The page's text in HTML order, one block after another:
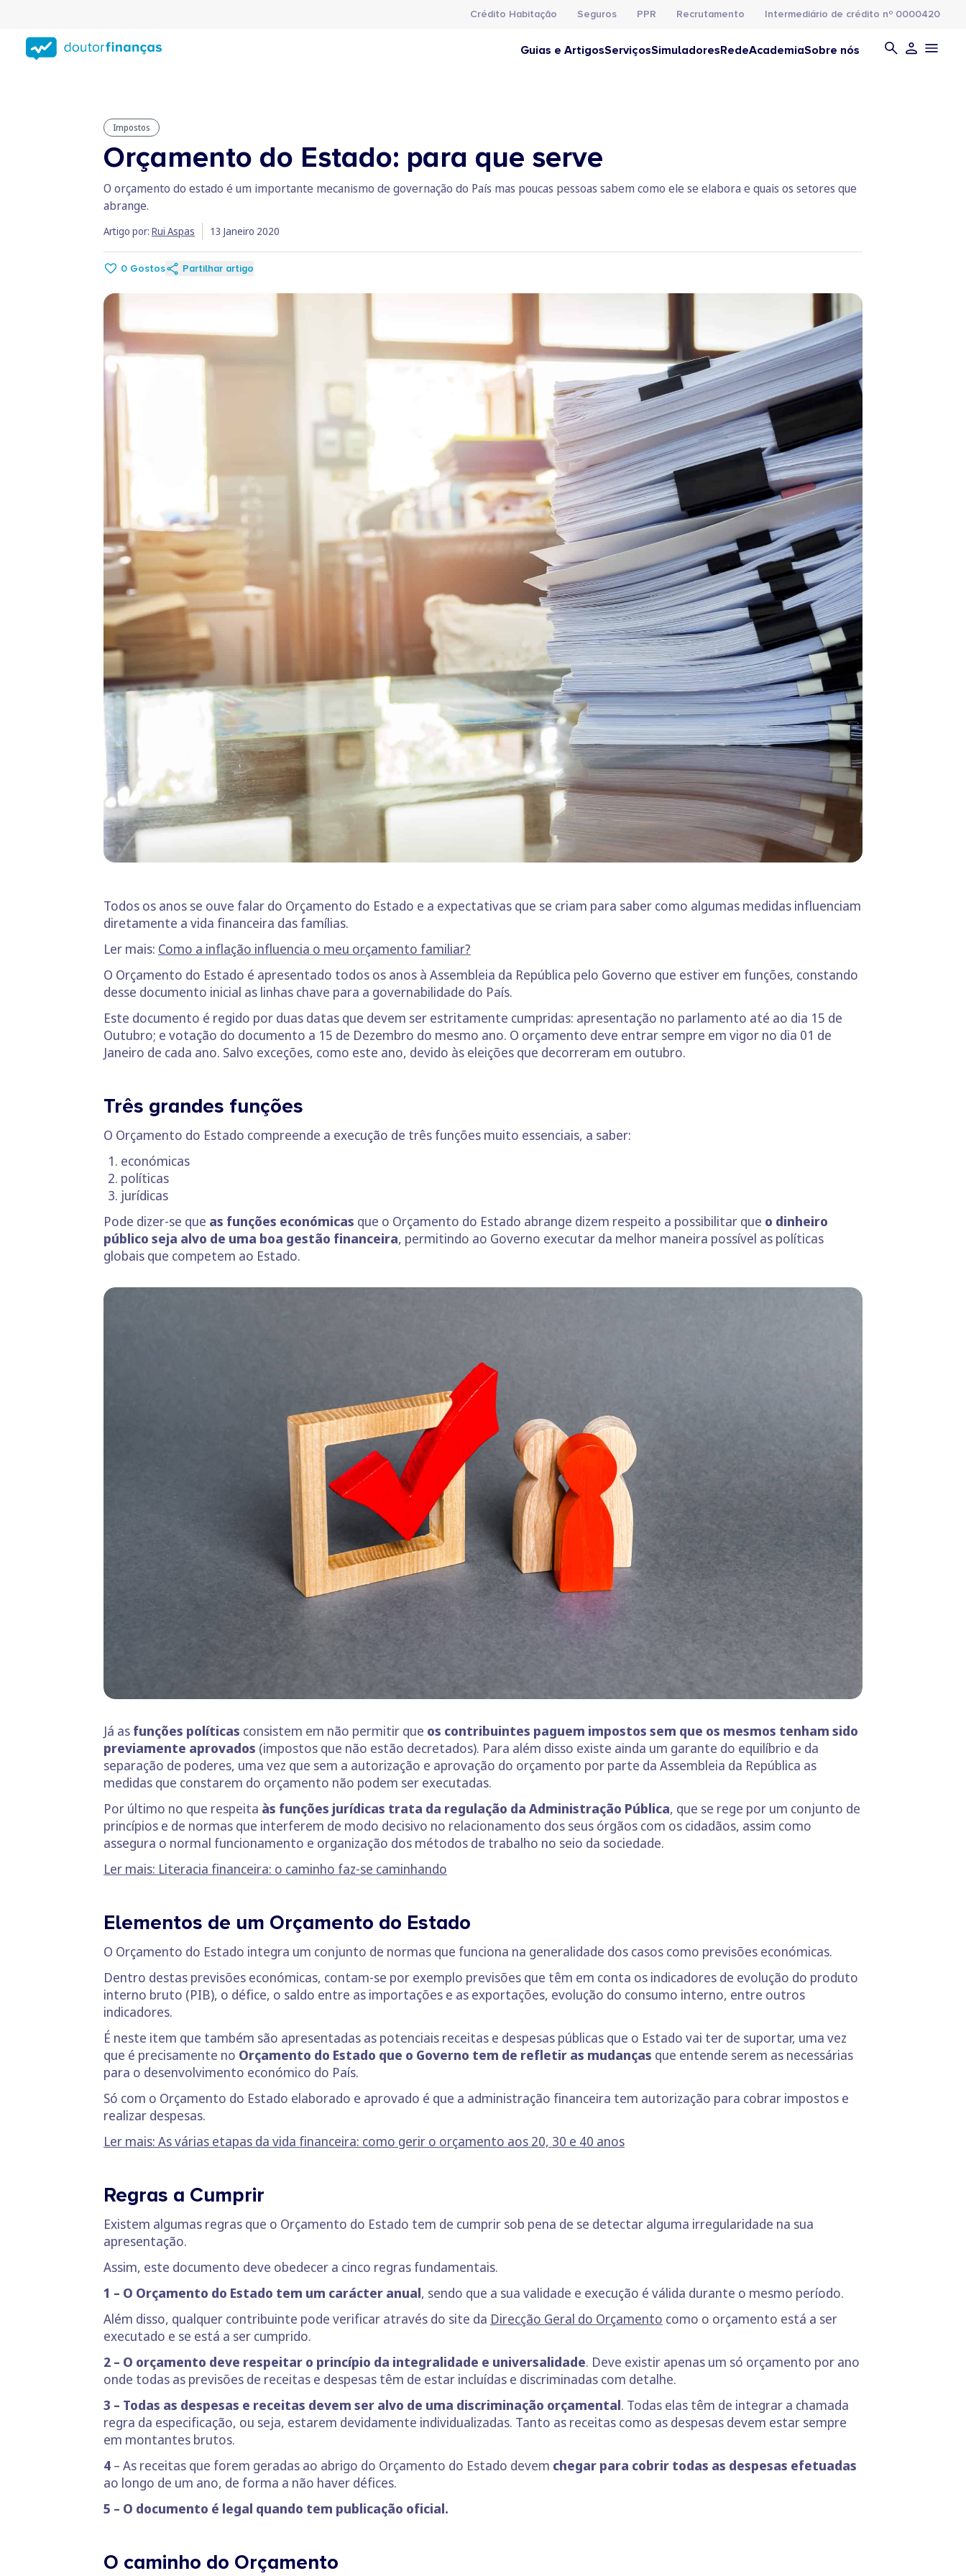
conteúdo
principal
Crédito Habitação Seguros PPR Recrutamento Intermediário de crédito nº 0000420
Guias e ArtigosServiçosSimuladoresRedeAcademiaSobre nós
Impostos
Orçamento do Estado: para que serve
O orçamento do estado é um importante mecanismo de governação do País mas poucas pessoas sabem como ele se elabora e quais os setores que
abrange.
Artigo por: Rui Aspas 13 Janeiro 2020
0 Gostos Partilhar artigo
Todos os anos se ouve falar do Orçamento do Estado e a expectativas que se criam para saber como algumas medidas influenciam
diretamente a vida financeira das famílias.
Ler mais: Como a inflação influencia o meu orçamento familiar?
O Orçamento do Estado é apresentado todos os anos à Assembleia da República pelo Governo que estiver em funções, constando
desse documento inicial as linhas chave para a governabilidade do País.
Este documento é regido por duas datas que devem ser estritamente cumpridas: apresentação no parlamento até ao dia 15 de
Outubro; e votação do documento a 15 de Dezembro do mesmo ano. O orçamento deve entrar sempre em vigor no dia 01 de
Janeiro de cada ano. Salvo exceções, como este ano, devido às eleições que decorreram em outubro.
Três grandes funções
O Orçamento do Estado compreende a execução de três funções muito essenciais, a saber:
económicas
políticas
jurídicas
Pode dizer-se que as funções económicas que o Orçamento do Estado abrange dizem respeito a possibilitar que o dinheiro
público seja alvo de uma boa gestão financeira, permitindo ao Governo executar da melhor maneira possível as políticas
globais que competem ao Estado.
Já as funções políticas consistem em não permitir que os contribuintes paguem impostos sem que os mesmos tenham sido
previamente aprovados (impostos que não estão decretados). Para além disso existe ainda um garante do equilíbrio e da
separação de poderes, uma vez que sem a autorização e aprovação do orçamento por parte da Assembleia da República as
medidas que constarem do orçamento não podem ser executadas.
Por último no que respeita às funções jurídicas trata da regulação da Administração Pública, que se rege por um conjunto de
princípios e de normas que interferem de modo decisivo no relacionamento dos seus órgãos com os cidadãos, assim como
assegura o normal funcionamento e organização dos métodos de trabalho no seio da sociedade.
Ler mais: Literacia financeira: o caminho faz-se caminhando
Elementos de um Orçamento do Estado
O Orçamento do Estado integra um conjunto de normas que funciona na generalidade dos casos como previsões económicas.
Dentro destas previsões económicas, contam-se por exemplo previsões que têm em conta os indicadores de evolução do produto
interno bruto (PIB), o défice, o saldo entre as importações e as exportações, evolução do consumo interno, entre outros
indicadores.
É neste item que também são apresentadas as potenciais receitas e despesas públicas que o Estado vai ter de suportar, uma vez
que é precisamente no Orçamento do Estado que o Governo tem de refletir as mudanças que entende serem as necessárias
para o desenvolvimento económico do País.
Só com o Orçamento do Estado elaborado e aprovado é que a administração financeira tem autorização para cobrar impostos e
realizar despesas.
Ler mais: As várias etapas da vida financeira: como gerir o orçamento aos 20, 30 e 40 anos
Regras a Cumprir
Existem algumas regras que o Orçamento do Estado tem de cumprir sob pena de se detectar alguma irregularidade na sua
apresentação.
Assim, este documento deve obedecer a cinco regras fundamentais.
1 – O Orçamento do Estado tem um carácter anual, sendo que a sua validade e execução é válida durante o mesmo período.
Além disso, qualquer contribuinte pode verificar através do site da Direcção Geral do Orçamento como o orçamento está a ser
executado e se está a ser cumprido.
2 – O orçamento deve respeitar o princípio da integralidade e universalidade. Deve existir apenas um só orçamento por ano
onde todas as previsões de receitas e despesas têm de estar incluídas e discriminadas com detalhe.
3 – Todas as despesas e receitas devem ser alvo de uma discriminação orçamental. Todas elas têm de integrar a chamada
regra da especificação, ou seja, estarem devidamente individualizadas. Tanto as receitas como as despesas devem estar sempre
em montantes brutos.
4 – As receitas que forem geradas ao abrigo do Orçamento do Estado devem chegar para cobrir todas as despesas efetuadas
ao longo de um ano, de forma a não haver défices.
5 – O documento é legal quando tem publicação oficial.
O caminho do Orçamento